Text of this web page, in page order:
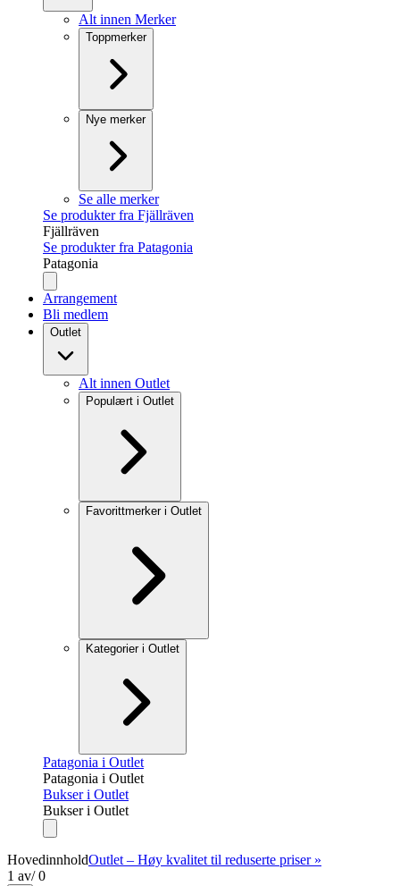
Alt innen Merker
Toppmerker
Nye merker
Se alle merker
Se produkter fra Fjällräven
Fjällräven
Se produkter fra Patagonia
Patagonia
Arrangement
Bli medlem
Outlet
Alt innen Outlet
Populært i Outlet
Favorittmerker i Outlet
Kategorier i Outlet
Patagonia i Outlet
Patagonia i Outlet
Bukser i Outlet
Bukser i Outlet
HovedinnholdOutlet – Høy kvalitet til reduserte priser »
1 av/ 0